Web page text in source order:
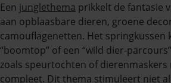
Een junglethema prikkelt de fantasie
aan opblaasbare dieren, groene
camouflagenetten. Het springkussen
“boomtop” of een “wild dier-
zoals speurtochten of
compleet. Dit thema stimuleert niet